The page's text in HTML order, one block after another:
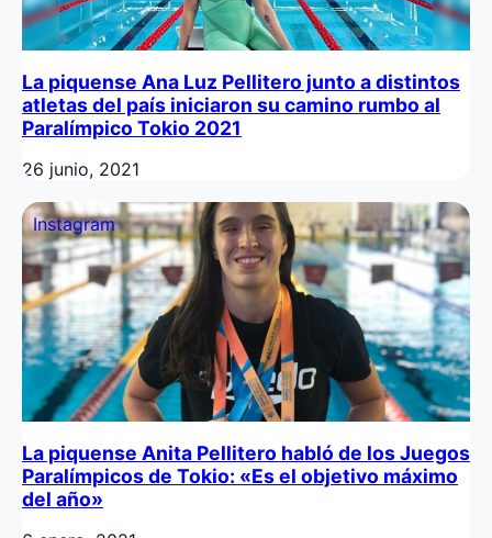
La piquense Ana Luz Pellitero junto a distintos
atletas del país iniciaron su camino rumbo al
Paralímpico Tokio 2021
26 junio, 2021
Instagram
La piquense Anita Pellitero habló de los Juegos
Paralímpicos de Tokio: «Es el objetivo máximo
del año»